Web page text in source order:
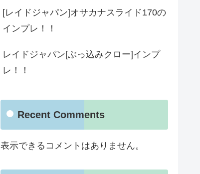
[レイドジャパン]オサカナスライド170の
インプレ！！
レイドジャパン[ぶっ込みクロー]インプ
レ！！
Recent Comments
表示できるコメントはありません。